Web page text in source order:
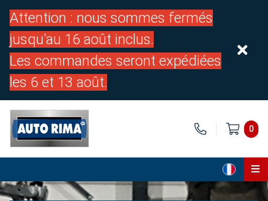
Attention : nous sommes fermés
jusqu'au 16 août inclus.
Les commandes seront expédiées
les 6 et 13 août.
0
Page d'accueil